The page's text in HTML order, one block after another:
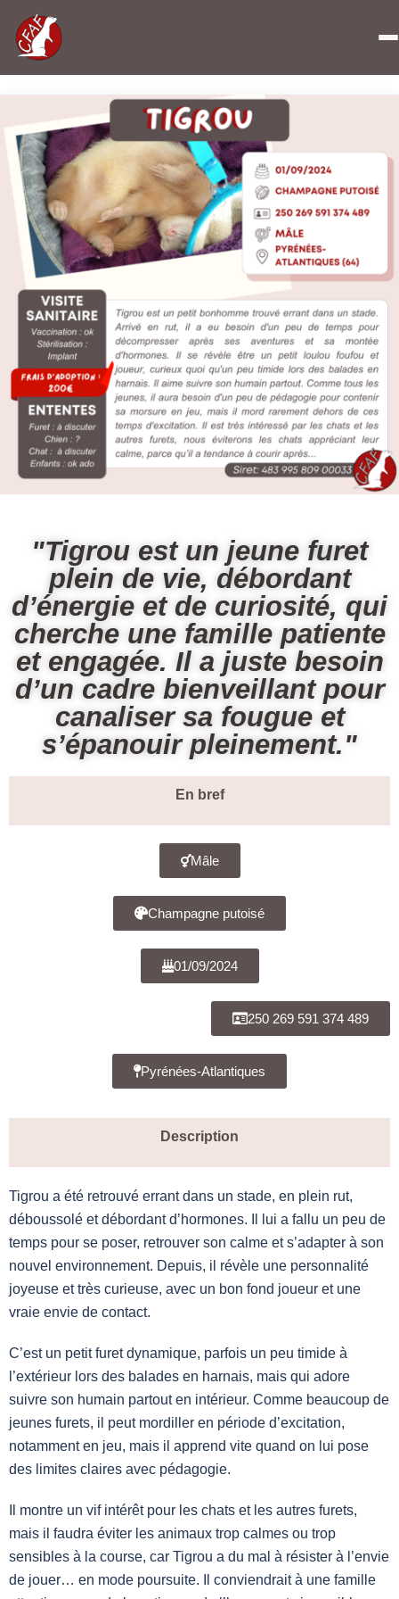
Accueil
"Tigrou est un jeune furet
plein de vie, débordant
d’énergie et de curiosité, qui
cherche une famille patiente
et engagée. Il a juste besoin
d’un cadre bienveillant pour
canaliser sa fougue et
s’épanouir pleinement."
En bref
Mâle
Champagne putoisé
01/09/2024
250 269 591 374 489
Pyrénées-Atlantiques
Description
Tigrou a été retrouvé errant dans un stade, en plein rut,
déboussolé et débordant d’hormones. Il lui a fallu un peu de
temps pour se poser, retrouver son calme et s’adapter à son
nouvel environnement. Depuis, il révèle une personnalité
joyeuse et très curieuse, avec un bon fond joueur et une
vraie envie de contact.
C’est un petit furet dynamique, parfois un peu timide à
l’extérieur lors des balades en harnais, mais qui adore
suivre son humain partout en intérieur. Comme beaucoup de
jeunes furets, il peut mordiller en période d’excitation,
notamment en jeu, mais il apprend vite quand on lui pose
des limites claires avec pédagogie.
Il montre un vif intérêt pour les chats et les autres furets,
mais il faudra éviter les animaux trop calmes ou trop
sensibles à la course, car Tigrou a du mal à résister à l’envie
de jouer… en mode poursuite. Il conviendrait à une famille